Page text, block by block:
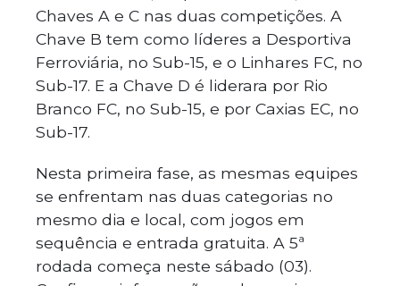
Chaves A e C nas duas competições. A
Chave B tem como líderes a Desportiva
Ferroviária, no Sub-15, e o Linhares FC, no
Sub-17. E a Chave D é liderara por Rio
Branco FC, no Sub-15, e por Caxias EC, no
Sub-17.
Nesta primeira fase, as mesmas equipes
se enfrentam nas duas categorias no
mesmo dia e local, com jogos em
sequência e entrada gratuita. A 5ª
rodada começa neste sábado (03).